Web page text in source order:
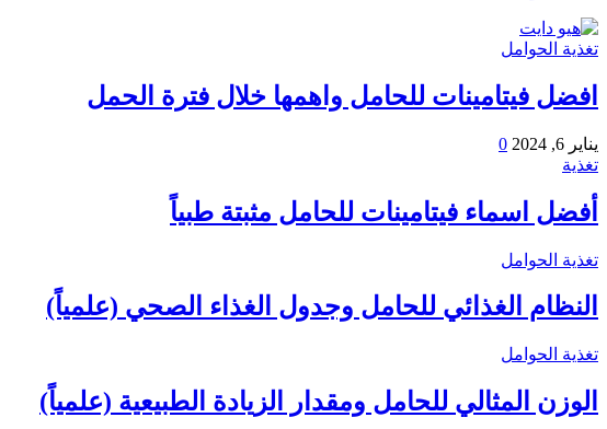
تغذية الحوامل
افضل فيتامينات للحامل واهمها خلال فترة الحمل
يناير 6, 2024
0
تغذية
أفضل اسماء فيتامينات للحامل مثبتة طبياً
تغذية الحوامل
النظام الغذائي للحامل وجدول الغذاء الصحي (علمياً)
تغذية الحوامل
الوزن المثالي للحامل ومقدار الزيادة الطبيعية (علمياً)